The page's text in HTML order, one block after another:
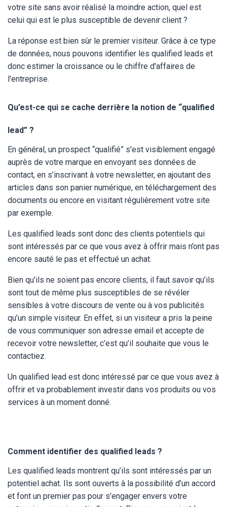
votre site sans avoir réalisé la moindre action, quel est
celui qui est le plus susceptible de devenir client ?
La réponse est bien sûr le premier visiteur. Grâce à ce type
de données, nous pouvons identifier les qualified leads et
donc estimer la croissance ou le chiffre d'affaires de
l'entreprise.
Qu’est-ce qui se cache derrière la notion de “qualified
lead” ?
En général, un prospect “qualifié” s'est visiblement engagé
auprès de votre marque en envoyant ses données de
contact, en s’inscrivant à votre newsletter, en ajoutant des
articles dans son panier numérique, en téléchargement des
documents ou encore en visitant régulièrement votre site
par exemple.
Les qualified leads sont donc des clients potentiels qui
sont intéressés par ce que vous avez à offrir mais n’ont pas
encore sauté le pas et effectué un achat.
Bien qu’ils ne soient pas encore clients, il faut savoir qu’ils
sont tout de même plus susceptibles de se révéler
sensibles à votre discours de vente ou à vos publicités
qu’un simple visiteur. En effet, si un visiteur a pris la peine
de vous communiquer son adresse email et accepte de
recevoir votre newsletter, c’est qu’il souhaite que vous le
contactiez.
Un qualified lead est donc intéressé par ce que vous avez à
offrir et va probablement investir dans vos produits ou vos
services à un moment donné.
Comment identifier des qualified leads ?
Les qualified leads montrent qu’ils sont intéressés par un
potentiel achat. Ils sont ouverts à la possibilité d’un accord
et font un premier pas pour s'engager envers votre